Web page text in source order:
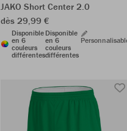
JAKO Short Center 2.0
dès 29,99 €
Disponible
en 6
couleurs
différentes
Disponible
en 6
couleurs
différentes